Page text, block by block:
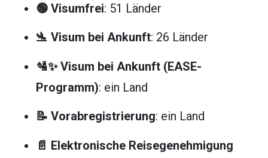
🟢 Visumfrei: 51 Länder
🛬 Visum bei Ankunft: 26 Länder
🛂✨ Visum bei Ankunft (EASE-
Programm): ein Land
📝 Vorabregistrierung: ein Land
📄 Elektronische Reisegenehmigung